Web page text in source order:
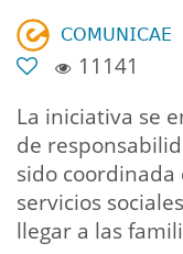
𝖢𝖮𝖬𝖴𝖭𝖨𝖢𝖠𝖤
11141
La iniciativa se
de
sido
servicios
llegar a las